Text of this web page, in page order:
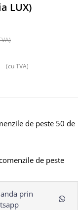
LUX)
(cu TVA)
de peste 50 de
de peste
prin